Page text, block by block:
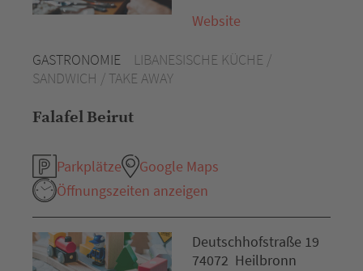
GASTRONOMIE
LIBANESISCHE KÜCHE /
SANDWICH / TAKE AWAY
Falafel Beirut
Parkplätze
Google Maps
Öffnungszeiten anzeigen
Website
Deutschhofstraße 19
74072 Heilbronn